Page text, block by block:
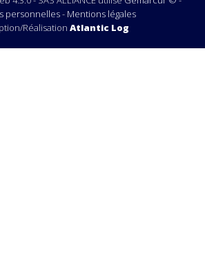
personnelles- Mentions légales
Réalisation Atlantic Log